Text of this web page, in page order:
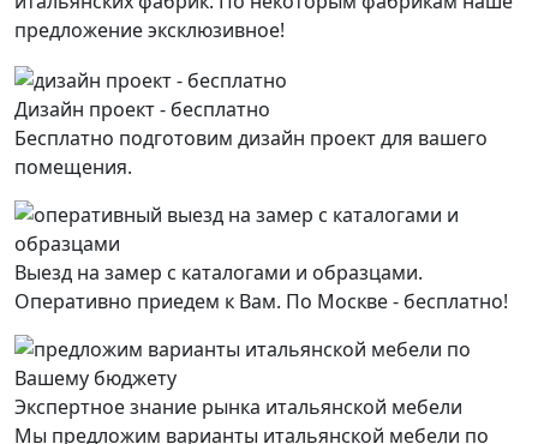
предложение эксклюзивное!
Дизайн проект - бесплатно
Бесплатно подготовим дизайн проект для вашего
помещения.
Выезд на замер с каталогами и образцами.
Оперативно приедем к Вам. По Москве - бесплатно!
Экспертное знание рынка итальянской мебели
Мы предложим варианты итальянской мебели по